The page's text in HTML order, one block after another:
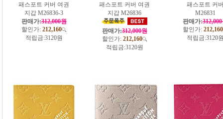
패스포트 커버 여권
지갑 M26836-3
판매가:312,000원
할인가: 212,160
적립금:3120원
패스포트 커버 여권
지갑 M26836
판매가:312,000원
할인가: 212,160
적립금:3120원
패스포트 커
M26831
판매가:
할인가: 212,160
적립금:3120